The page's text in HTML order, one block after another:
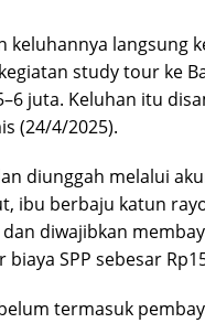
keluhannya langsung
study tour ke
juta. Keluhan itu
(24/4/2025).
diunggah melalui
ibu berbaju katun
diwajibkan
SPP sebesar
termasuk